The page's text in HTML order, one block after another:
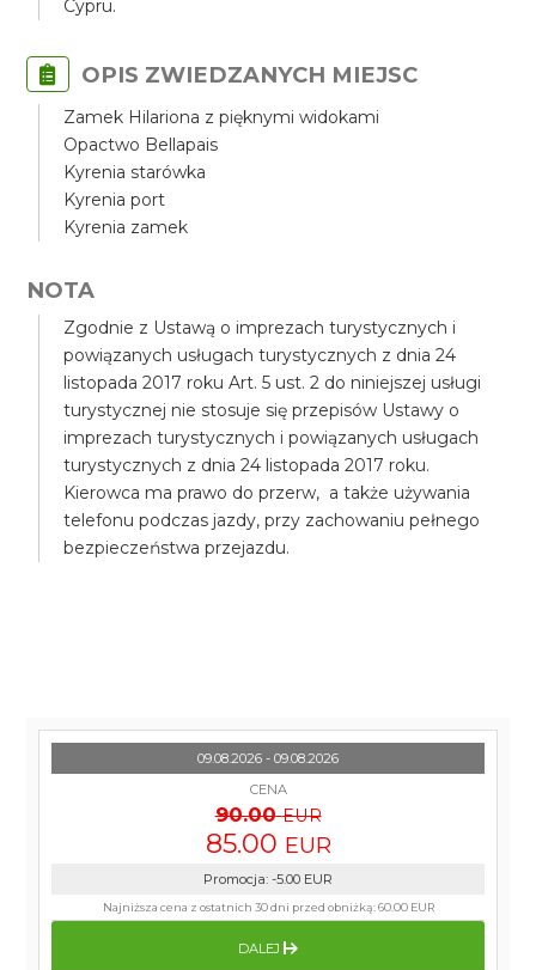
Cypru.
OPIS ZWIEDZANYCH MIEJSC
Zamek Hilariona z pięknymi widokami
Opactwo Bellapais
Kyrenia starówka
Kyrenia port
Kyrenia zamek
NOTA
Zgodnie z Ustawą o imprezach turystycznych i
powiązanych usługach turystycznych z dnia 24
listopada 2017 roku Art. 5 ust. 2 do niniejszej usługi
turystycznej nie stosuje się przepisów Ustawy o
imprezach turystycznych i powiązanych usługach
turystycznych z dnia 24 listopada 2017 roku.
Kierowca ma prawo do przerw, a także używania
telefonu podczas jazdy, przy zachowaniu pełnego
bezpieczeństwa przejazdu.
09.08.2026 - 09.08.2026
CENA
90.00 EUR
85.00 EUR
Promocja: -5.00 EUR
Najniższa cena z ostatnich 30 dni przed obniżką:60.00 EUR
DALEJ